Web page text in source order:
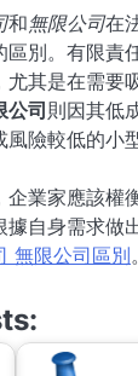
和無限公司在
別。有限責
尤其是在需要
公司 則因其低
險較低的小
企業家應該權
據自身需求做
無限公司區別。